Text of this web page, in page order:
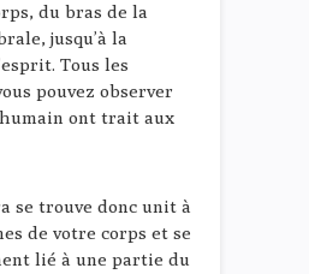
du bras de la
jusqu’à la
Tous les
pouvez observer
ont trait aux
se trouve donc unit à
de votre corps et se
lié à une partie du